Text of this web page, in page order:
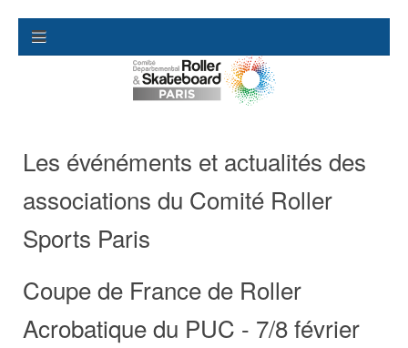
Les événéments et actualités des
associations du Comité Roller
Sports Paris
Coupe de France de Roller
Acrobatique du PUC - 7/8 février